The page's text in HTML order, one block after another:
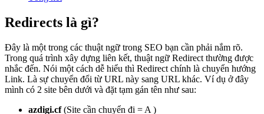
Redirects là gì?
Đây là một trong các thuật ngữ trong SEO bạn cần phải nắm rõ.
Trong quá trình xây dựng liên kết, thuật ngữ Redirect thường được
nhắc đến. Nói một cách dễ hiểu thì Redirect chính là chuyển hướng
Link. Là sự chuyển đổi từ URL này sang URL khác. Ví dụ ở đây
mình có 2 site bên dưới và đặt tạm gán tên như sau:
azdigi.cf(Site cần chuyển đi = A )